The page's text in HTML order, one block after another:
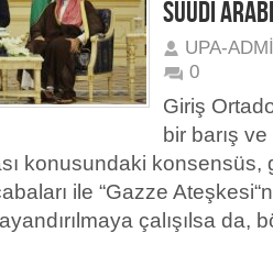
SUUDİ
UPA-
0
Giriş
bir barış
konusundaki
ile “Gazze
çalışılsa da,